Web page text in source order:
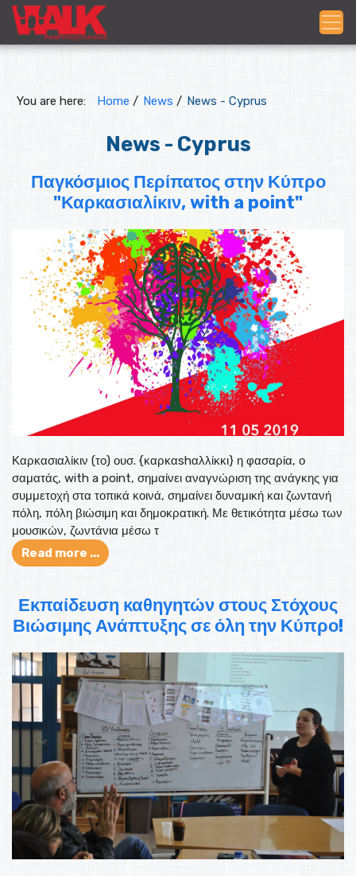
You are here: Home / News / News - Cyprus
News - Cyprus
Παγκόσμιος Περίπατος στην Κύπρο
"Καρκασιαλίκιν, with a point"
Καρκασιαλίκιν (το) ουσ. {καρκαshαλλίκκι} η φασαρία, ο
σαματάς, with a point, σημαίνει αναγνώριση της ανάγκης για
συμμετοχή στα τοπικά κοινά, σημαίνει δυναμική και ζωντανή
πόλη, πόλη βιώσιμη και δημοκρατική. Με θετικότητα μέσω των
μουσικών, ζωντάνια μέσω τ
Read more ...
Εκπαίδευση καθηγητών στους Στόχους
Βιώσιμης Ανάπτυξης σε όλη την Κύπρο!